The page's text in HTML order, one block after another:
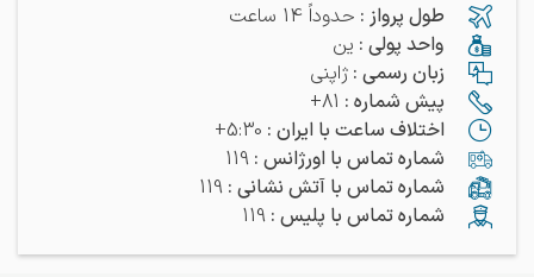
طول پرواز : حدوداً 14 ساعت
واحد پولی : ین
زبان رسمی : ژاپنی
پیش شماره :
81+
اختلاف ساعت با ایران :
5:30+
شماره تماس با اورژانس :
119
شماره تماس با آتش نشانی :
119
شماره تماس با پلیس :
119